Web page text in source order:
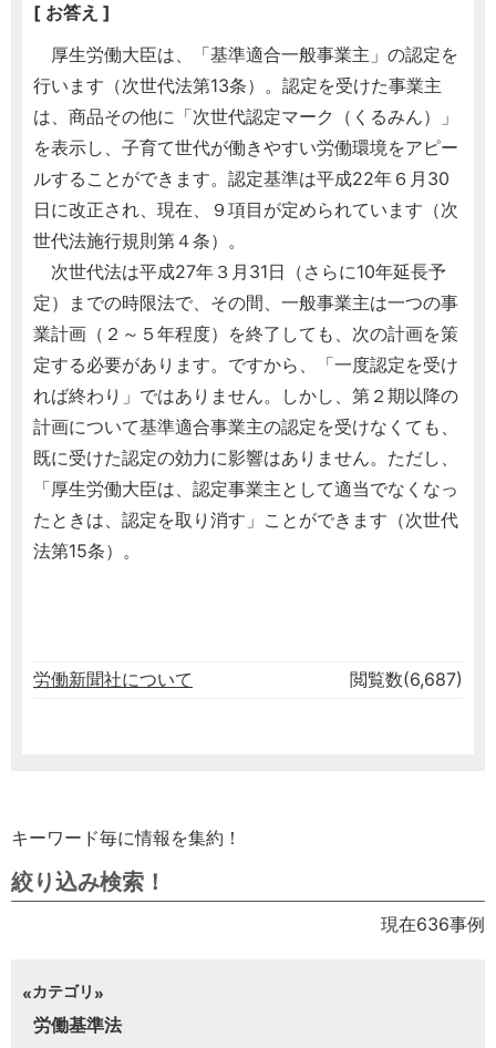
[ お答え ]
厚生労働大臣は、「基準適合一般事業主」の認定を
行います（次世代法第13条）。認定を受けた事業主
は、商品その他に「次世代認定マーク（くるみん）」
を表示し、子育て世代が働きやすい労働環境をアピー
ルすることができます。認定基準は平成22年６月30
日に改正され、現在、９項目が定められています（次
世代法施行規則第４条）。
次世代法は平成27年３月31日（さらに10年延長予
定）までの時限法で、その間、一般事業主は一つの事
業計画（２～５年程度）を終了しても、次の計画を策
定する必要があります。ですから、「一度認定を受け
れば終わり」ではありません。しかし、第２期以降の
計画について基準適合事業主の認定を受けなくても、
既に受けた認定の効力に影響はありません。ただし、
「厚生労働大臣は、認定事業主として適当でなくなっ
たときは、認定を取り消す」ことができます（次世代
法第15条）。
労働新聞社について 閲覧数(6,687)
キーワード毎に情報を集約！
絞り込み検索！
現在636事例
カテゴリ
労働基準法